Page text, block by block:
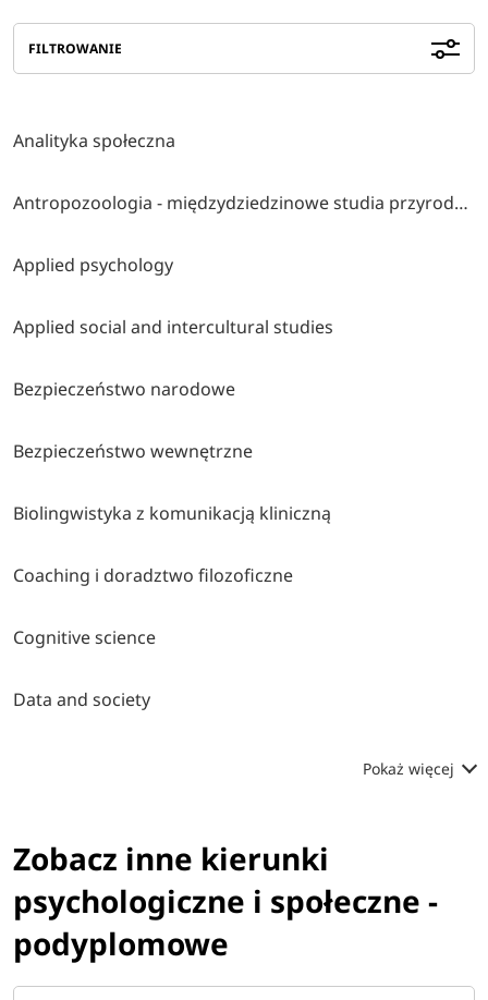
FILTROWANIE
Analityka społeczna
Antropozoologia - międzydziedzinowe studia przyrodniczo-społeczno-humanistyczne
Applied psychology
Applied social and intercultural studies
Bezpieczeństwo narodowe
Bezpieczeństwo wewnętrzne
Biolingwistyka z komunikacją kliniczną
Coaching i doradztwo filozoficzne
Cognitive science
Data and society
Pokaż więcej
Zobacz inne kierunki
psychologiczne i społeczne -
podyplomowe